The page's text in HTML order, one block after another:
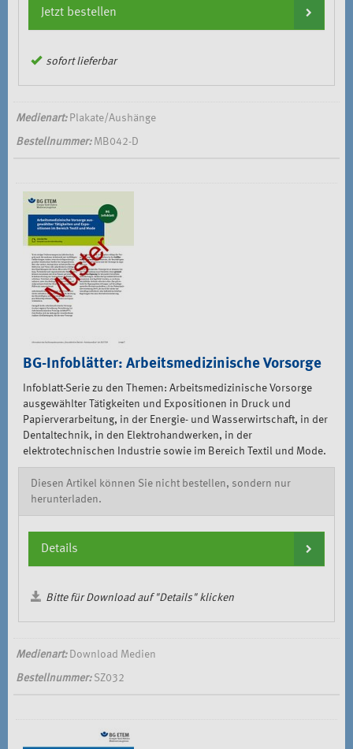
Jetzt bestellen
sofort lieferbar
Medienart:Plakate/Aushänge
Bestellnummer:MB042-D
BG-Infoblätter: Arbeitsmedizinische Vorsorge
Infoblatt-Serie zu den Themen: Arbeitsmedizinische Vorsorge
ausgewählter Tätigkeiten und Expositionen in Druck und
Papierverarbeitung, in der Energie- und Wasserwirtschaft, in der
Dentaltechnik, in den Elektrohandwerken, in der
elektrotechnischen Industrie sowie im Bereich Textil und Mode.
Diesen Artikel können Sie nicht bestellen, sondern nur
herunterladen.
Details
Bitte für Download auf "Details" klicken
Medienart:Download Medien
Bestellnummer:SZ032